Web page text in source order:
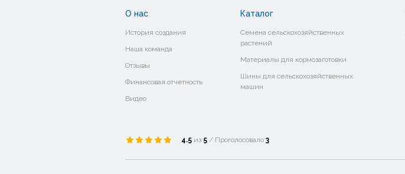
О нас
История создания
Наша команда
Отзывы
Финансовая отчетность
Видео
Каталог
Семена сельскохозяйственных
растений
Материалы для кормозаготовки
Шины для сельскохозяйственных
машин
4.5 из 5 / Проголосовало 3